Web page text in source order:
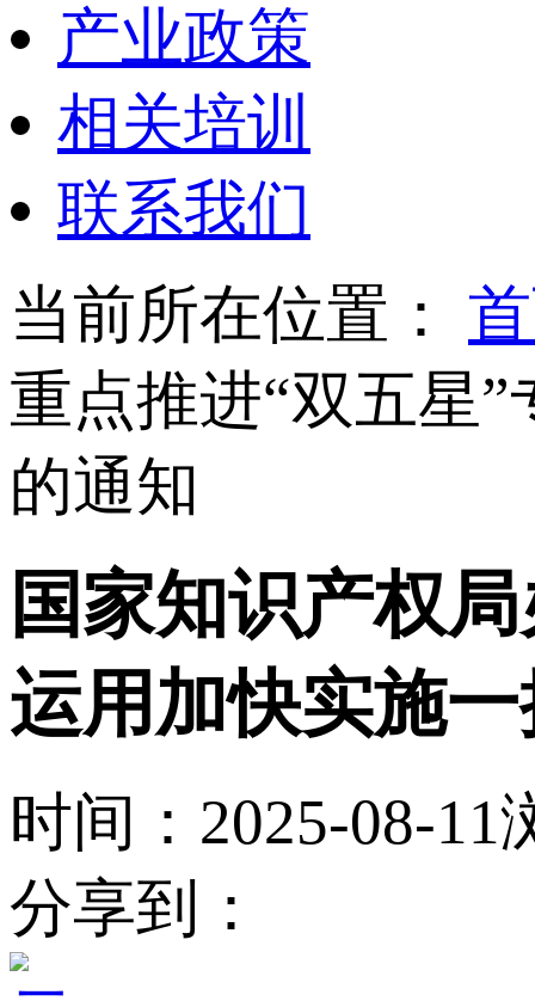
产业政策
相关培训
联系我们
当前所在位置：
重点推进“双五星
的通知
国家知识产权
运用加快实施
时间：2025-08-11
分享到：